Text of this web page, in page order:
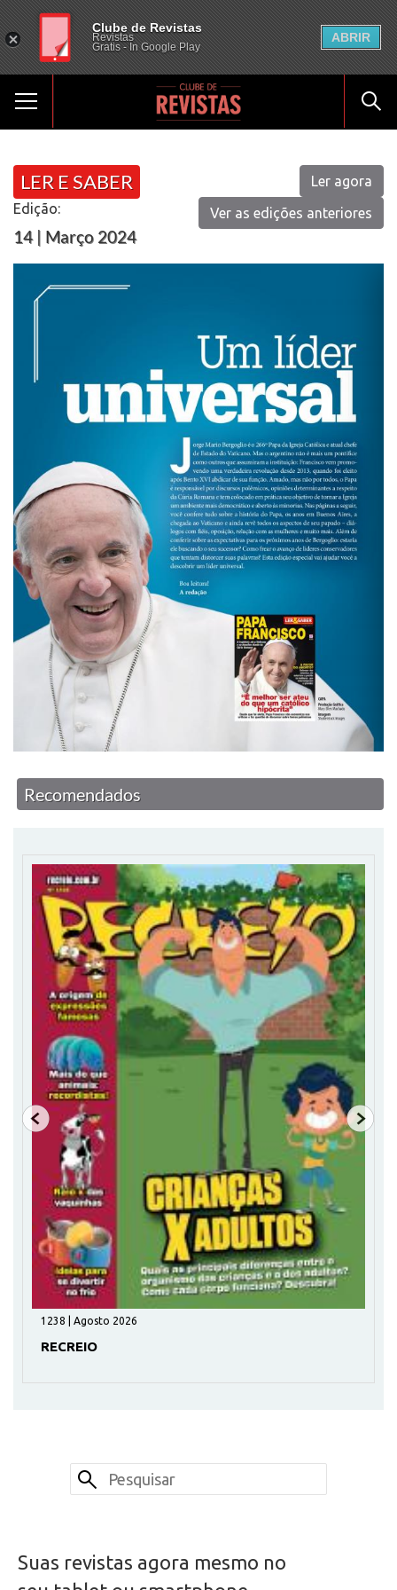
LER E SABER
Edição:
14 | Março 2024
Ler agora
Ver as edições anteriores
Recomendados
1238 | Agosto 2026
RECREIO
Suas revistas agora mesmo no
Clube de Revistas
Revistas
Gratis - In Google Play
ABRIR